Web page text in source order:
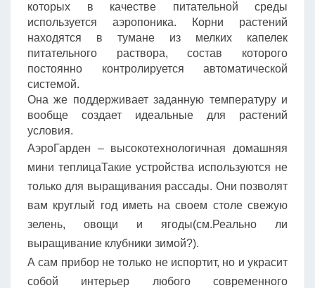
которых в качестве питательной среды
используется аэропоника. Корни растений
находятся в тумане из мелких капелек
питательного раствора, состав которого
постоянно контролируется автоматической
системой.
Она же поддерживает заданную температуру и
вообще создает идеальные для растений
условия.
АэроГарден – высокотехнологичная домашняя
мини теплицаТакие устройства используются не
только для выращивания рассады. Они позволят
вам круглый год иметь на своем столе свежую
зелень, овощи и ягоды(см.Реально ли
выращивание клубники зимой?).
А сам прибор не только не испортит, но и украсит
собой интерьер любого современного